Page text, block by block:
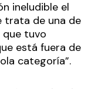
ineludible el
trata de una de
tuvo
está fuera de
categoría”.